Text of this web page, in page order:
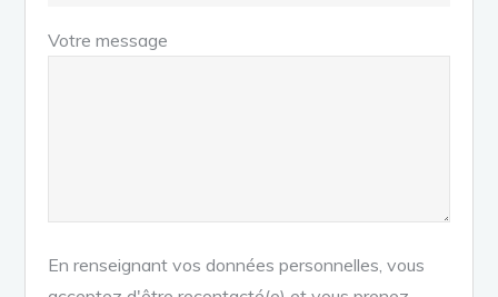
Votre message
En renseignant vos données personnelles, vous